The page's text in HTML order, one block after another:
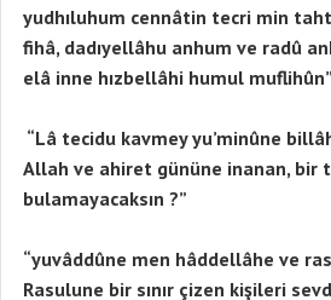
yudhıluhum cennâtin tecri min
fihâ, dadıyellâhu anhum ve radû
elâ inne hızbellâhi humul muflihûn”
“Lâ tecidu kavmey yu’minûne
Allah ve ahiret gününe inanan, bir
bulamayacaksın ?”
“yuvâddûne men hâddellâhe ve
Rasulune bir sınır çizen kişileri